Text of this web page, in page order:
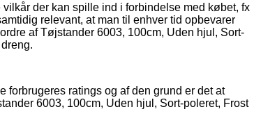
der kan spille ind i forbindelse med købet, fx
relevant, at man til enhver tid opbevarer
af Tøjstander 6003, 100cm, Uden hjul, Sort-
forbrugeres ratings og af den grund er det at
6003, 100cm, Uden hjul, Sort-poleret, Frost